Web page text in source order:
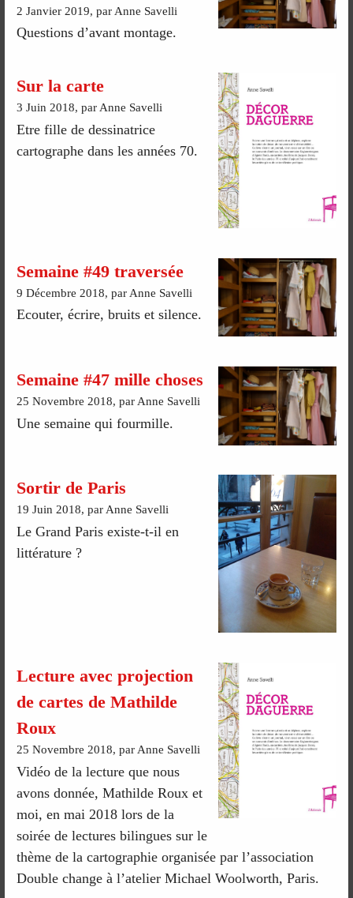
2 Janvier 2019, par Anne Savelli
Questions d’avant montage.
Sur la carte
3 Juin 2018, par Anne Savelli
Etre fille de dessinatrice
cartographe dans les années 70.
Semaine #49 traversée
9 Décembre 2018, par Anne Savelli
Ecouter, écrire, bruits et silence.
Semaine #47 mille choses
25 Novembre 2018, par Anne Savelli
Une semaine qui fourmille.
Sortir de Paris
19 Juin 2018, par Anne Savelli
Le Grand Paris existe-t-il en
littérature ?
Lecture avec projection
de cartes de Mathilde
Roux
25 Novembre 2018, par Anne Savelli
Vidéo de la lecture que nous
avons donnée, Mathilde Roux et
moi, en mai 2018 lors de la
soirée de lectures bilingues sur le
thème de la cartographie organisée par l’association
Double change à l’atelier Michael Woolworth, Paris.